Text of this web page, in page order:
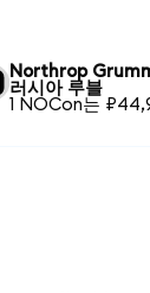
Northrop
러시아 루블
1 NOCon는